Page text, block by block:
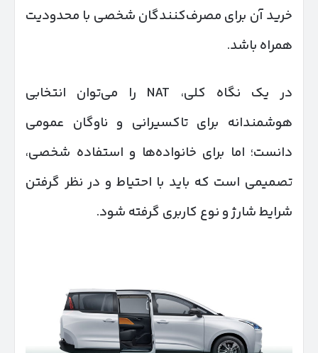
خرید آن برای مصرف‌کنندگان شخصی با محدودیت
همراه باشد.
در یک نگاه کلی، NAT را می‌توان انتخابی
هوشمندانه برای تاکسیرانی و ناوگان عمومی
دانست؛ اما برای خانواده‌ها و استفاده شخصی،
تصمیمی است که باید با احتیاط و در نظر گرفتن
شرایط شارژ و نوع کاربری گرفته شود.